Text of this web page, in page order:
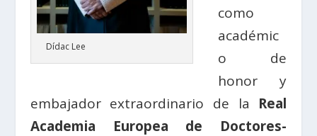
Dídac Lee
como
académic
o de
honor y
embajador extraordinario de la Real
Academia Europea de Doctores-